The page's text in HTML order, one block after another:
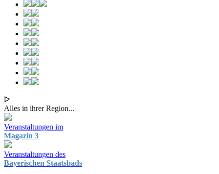
ᐅ
Alles in ihrer Region...
Veranstaltungen im
Magazin 3
Veranstaltungen des
Bayerischen Staatsbads